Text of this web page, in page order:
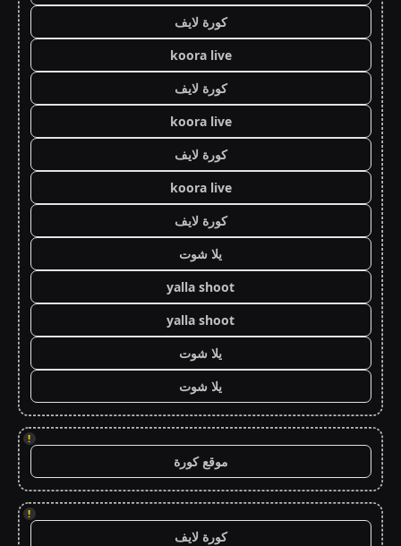
كورة لايف
koora live
كورة لايف
koora live
كورة لايف
koora live
كورة لايف
يلا شوت
yalla shoot
yalla shoot
يلا شوت
يلا شوت
!
موقع كورة
!
كورة لايف